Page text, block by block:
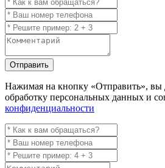
Отправить
Нажимая на кнопку «Отправить», вы
обработку персональных данных и
конфиденциальности